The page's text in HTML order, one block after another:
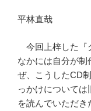
平林直哉
今回上梓した『
なかには自分が制
ぜ、こうしたCD
っかけについては
を読んでいただ